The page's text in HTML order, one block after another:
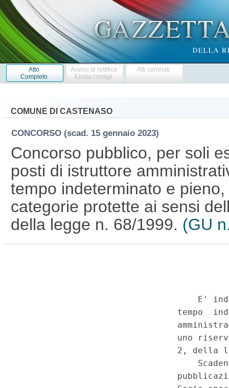
Atto
Completo
Avviso di rettifica
Errata corrige
Atti correlati
COMUNE DI CASTENASO
CONCORSO (scad. 15 gennaio 2023)
Concorso pubblico, per soli
posti di istruttore
tempo indeterminato e
categorie protette ai sensi
della legge n. 68/1999. (GU